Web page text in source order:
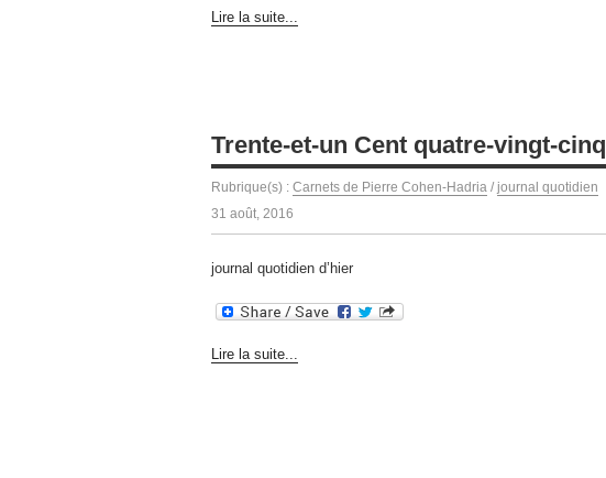
Lire la suite...
Trente-et-un Cent quatre-vingt-cinq
Rubrique(s) : Carnets de Pierre Cohen-Hadria / journal quotidien
31 août, 2016
journal quotidien d’hier
Lire la suite...